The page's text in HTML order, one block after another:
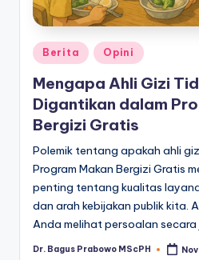
Posted
in
Berita Opini
Mengapa Ahli Gizi
Digantikan dalam
Bergizi Gratis
Polemik tentang apakah ahli
Program Makan Bergizi Gratis
penting tentang kualitas
dan arah kebijakan publik kita.
Anda melihat persoalan secara
Posted
Dr. Bagus Prabowo MScPH